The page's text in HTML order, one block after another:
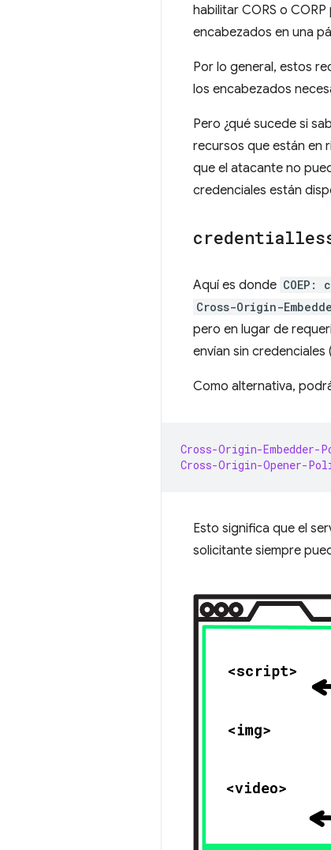
habilitar CORS o
encabezados en una
Por lo general, estos
los encabezados
Pero ¿qué sucede si
recursos que están en
que el atacante no
credenciales están
Aquí es donde COEP:
Cross-Origin-
pero en lugar de
envían sin
Como alternativa,
Cross-Origin-
Cross-Origin-Opener-
Esto significa que el
solicitante siempre